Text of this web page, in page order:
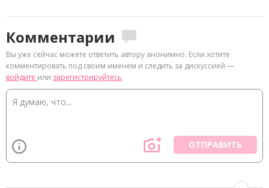
Комментарии
Вы уже сейчас можете ответить автору анонимно. Если хотите
комментировать под своим именем и следить за дискуссией —
войдите или зарегистрируйтесь
ОТПРАВИТЬ